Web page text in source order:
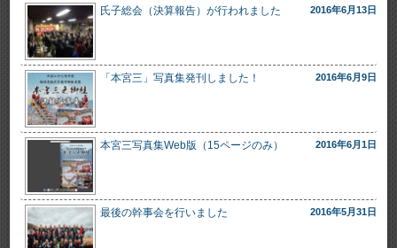
氏子総会（決算報告）が行われました 2016年6月13日
「本宮三」写真集発刊しました！ 2016年6月9日
本宮三写真集Web版（15ページのみ） 2016年6月1日
最後の幹事会を行いました 2016年5月31日